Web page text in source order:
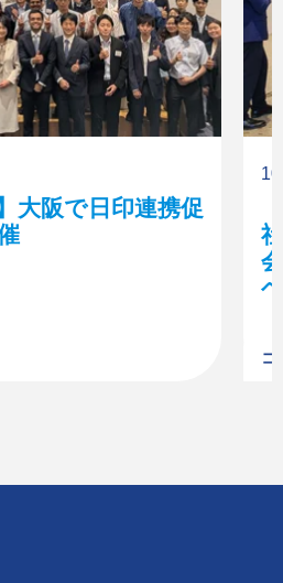
大阪で日印連携促
コ